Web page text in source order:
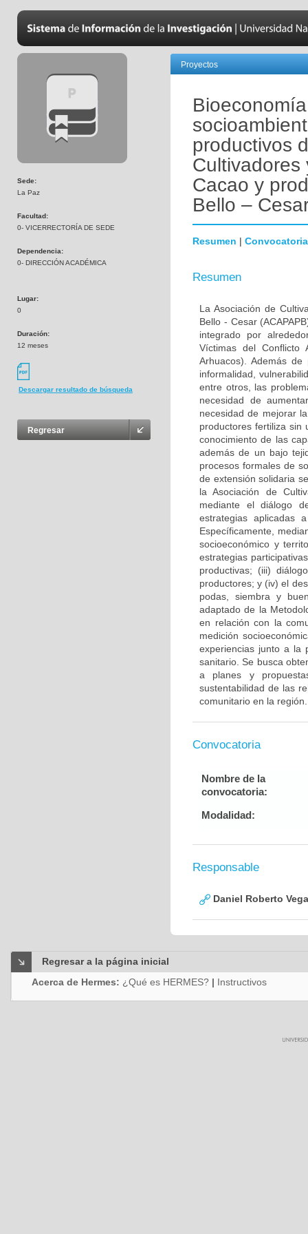
Sede:
La Paz
Facultad:
0- VICERRECTORÍA DE SEDE
Dependencia:
0- DIRECCIÓN ACADÉMICA
Lugar:
0
Duración:
12 meses
Descargar resultado de búsqueda
Regresar
Proyectos
productivos
Cultivadores
Cacao y
Bello –
Resumen | Convocatoria
Resumen
La Asociación de
Bello - Cesar
integrado por
Víctimas del Conflicto
Arhuacos). Además
informalidad,
entre otros, las
necesidad de
necesidad de mejorar
productores fertiliza sin
conocimiento de las
además de un bajo
procesos formales de
de extensión solidaria
la Asociación de
mediante el diálogo
estrategias aplicadas
Específicamente,
socioeconómico y
estrategias
productivas; (iii)
productores; y (iv) el
podas, siembra y
adaptado de la
en relación con la
medición
experiencias junto a la
sanitario. Se busca
a planes y
sustentabilidad de las
comunitario en la región.
Convocatoria
Nombre de la
convocatoria:
Modalidad:
Responsable
Daniel Roberto
Regresar a la página inicial
Acerca de Hermes: ¿Qué es HERMES? | Instructivos